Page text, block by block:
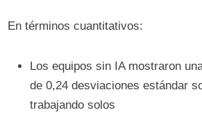
En términos cuantitativos:
Los equipos sin IA mostraron
de 0,24 desviaciones estándar
trabajando solos